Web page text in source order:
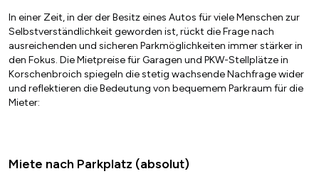
In einer Zeit, in der der Besitz eines Autos für viele Menschen zur
Selbstverständlichkeit geworden ist, rückt die Frage nach
ausreichenden und sicheren Parkmöglichkeiten immer stärker in
den Fokus. Die Mietpreise für Garagen und PKW-Stellplätze in
Korschenbroich spiegeln die stetig wachsende Nachfrage wider
und reflektieren die Bedeutung von bequemem Parkraum für die
Mieter:
Miete nach Parkplatz (absolut)